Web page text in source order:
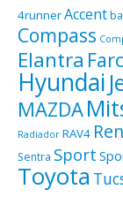
4runnerAccent
Compass
Elantra
Hyundai
MAZDA
Radiador RAV4
Sentra Sport
Toyota